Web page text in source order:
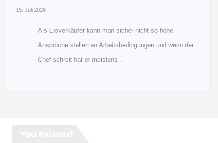
15. Juli 2026
Als Eisverkäufer kann man sicher nicht so hohe
Ansprüche stellen an Arbeitsbedingungen und wenn der
Chef schreit hat er meistens…